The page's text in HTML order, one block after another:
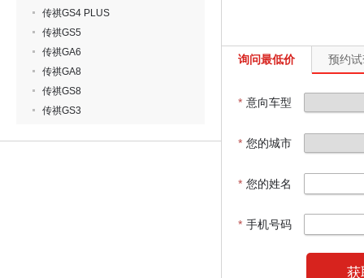
传祺GS4 PLUS
传祺GS5
传祺GA6
传祺GA8
传祺GS8
传祺GS3
询问最低价 预约
* 意向车型
* 您的城市
* 您的姓名
* 手机号码
获